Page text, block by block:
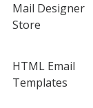
Mail Designer
Store
HTML Email
Templates